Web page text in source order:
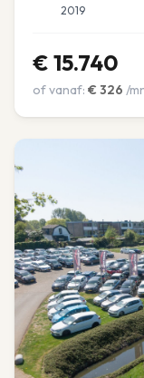
2019
€ 15.740
of vanaf: € 326 /